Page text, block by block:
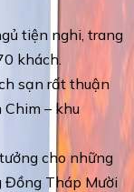
tiện nghi, trang
khách.
sạn rất thuận
Chim – khu
cho những
Tháp Mười